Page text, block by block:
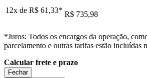
12x de R$ 61,33* R$ 735,98
*Juros: Todos os encargos da operação,
parcelamento e outras tarifas estão incluídas
Calcular frete e prazo
Fechar